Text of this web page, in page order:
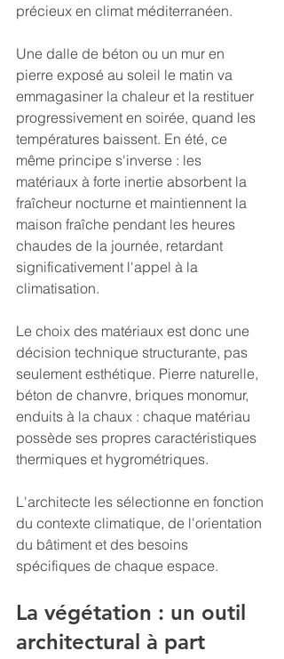
précieux en climat méditerranéen.
Une dalle de béton ou un mur en
pierre exposé au soleil le matin va
emmagasiner la chaleur et la restituer
progressivement en soirée, quand les
températures baissent. En été, ce
même principe s'inverse : les
matériaux à forte inertie absorbent la
fraîcheur nocturne et maintiennent la
maison fraîche pendant les heures
chaudes de la journée, retardant
significativement l'appel à la
climatisation.
Le choix des matériaux est donc une
décision technique structurante, pas
seulement esthétique. Pierre naturelle,
béton de chanvre, briques monomur,
enduits à la chaux : chaque matériau
possède ses propres caractéristiques
thermiques et hygrométriques.
L'architecte les sélectionne en fonction
du contexte climatique, de l'orientation
du bâtiment et des besoins
spécifiques de chaque espace.
La végétation : un outil
architectural à part